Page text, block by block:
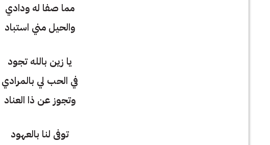
مما صفا له ودادي
والحيل مني استباد
يا زين بالله تجود
في الحب لي بالمرادي
وتجوز عن ذا العناد
توفى لنا بالعهود